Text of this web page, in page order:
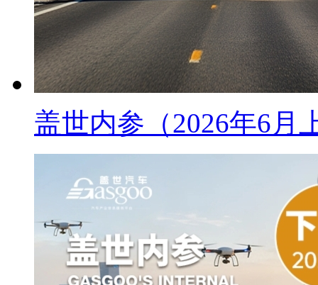
盖世内参（2026年6月